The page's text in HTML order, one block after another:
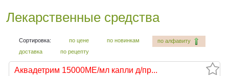
Лекарственные средства
Сортировка: по цене по новинкам
по алфавиту
доставка
по рецепту
Аквадетрим 15000МЕ/мл капли д/пр...